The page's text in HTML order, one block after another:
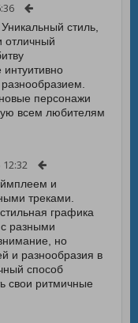
стиль,
отличный
персонажи
всем любителям
12:32
и
треками.
графика
разными
но
и разнообразия в
способ
свои ритмичные